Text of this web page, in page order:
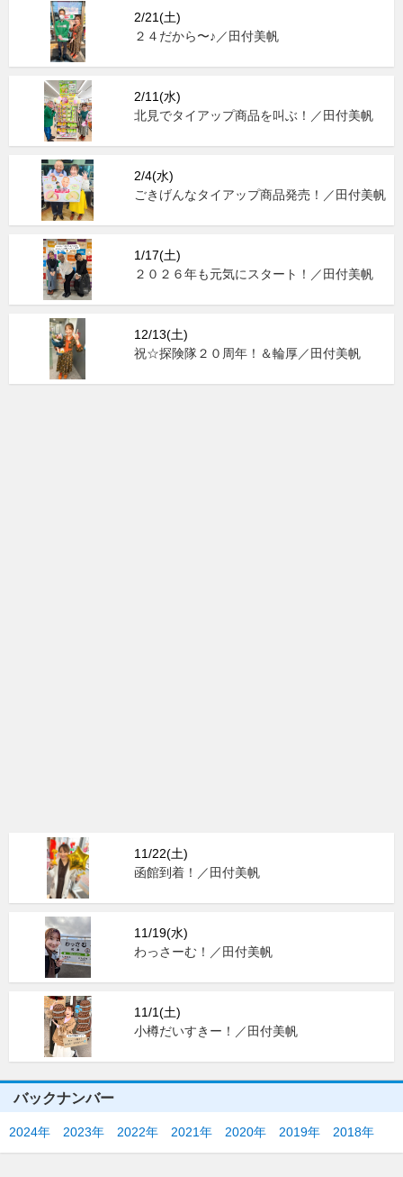
2/21(土)
２４だから〜♪／田付美帆
2/11(水)
北見でタイアップ商品を叫ぶ！／田付美帆
2/4(水)
ごきげんなタイアップ商品発売！／田付美帆
1/17(土)
２０２６年も元気にスタート！／田付美帆
12/13(土)
祝☆探険隊２０周年！＆輪厚／田付美帆
11/22(土)
函館到着！／田付美帆
11/19(水)
わっさーむ！／田付美帆
11/1(土)
小樽だいすきー！／田付美帆
バックナンバー
2024年 2023年 2022年 2021年 2020年 2019年 2018年